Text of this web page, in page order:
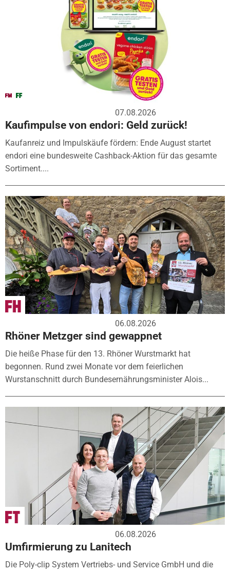
07.08.2026
Kaufimpulse von endori: Geld zurück!
Kaufanreiz und Impulskäufe fördern: Ende August startet
endori eine bundesweite Cashback-Aktion für das gesamte
Sortiment....
06.08.2026
Rhöner Metzger sind gewappnet
Die heiße Phase für den 13. Rhöner Wurstmarkt hat
begonnen. Rund zwei Monate vor dem feierlichen
Wurstanschnitt durch Bundesernährungsminister Alois...
06.08.2026
Umfirmierung zu Lanitech
Die Poly-clip System Vertriebs- und Service GmbH und die